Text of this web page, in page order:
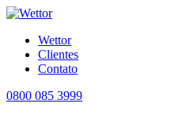
Wettor
Clientes
Contato
0800 085 3999